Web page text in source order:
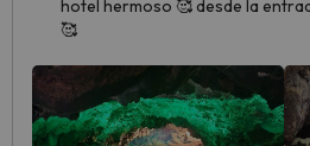
hotel hermoso 🥰 desde la
🥰